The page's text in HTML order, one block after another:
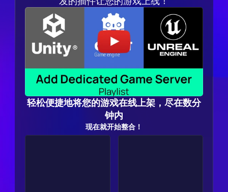
轻松便捷地将您的游戏在线上架，尽在数分
钟内
现在就开始整合！